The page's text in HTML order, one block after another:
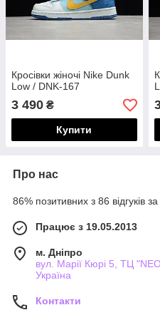
Кросівки жіночі Nike Dunk
Low / DNK-167
3 490 ₴
Купити
Про нас
86% позитивних з 86 відгуків за
Працює з 19.05.2013
м. Дніпро
вул. Марії Кюрі 5, ТЦ
Україна
Контакти